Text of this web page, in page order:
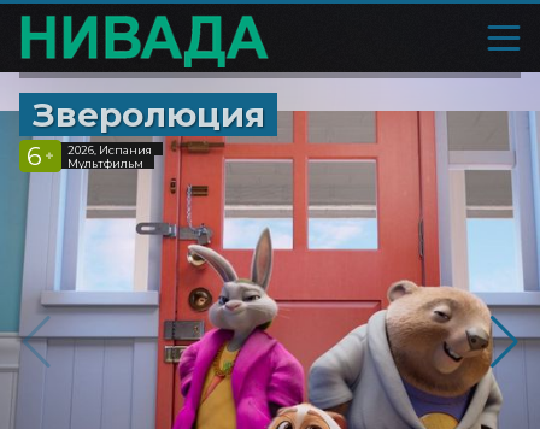
Зверолюция
6 +
2026, Испания
Мультфильм